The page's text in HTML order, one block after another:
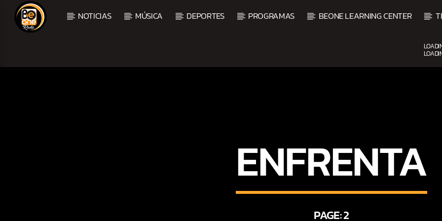
NOTICIAS MÚSICA DEPORTES PROGRAMAS BEONE LEARNING CENTER
3:00 PM 5:00 PM
ENFRENTA
PAGE: 2